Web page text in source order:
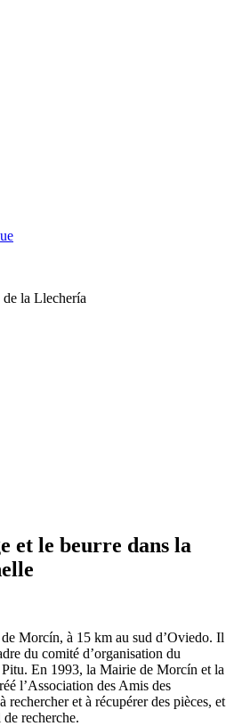
et le beurre dans la
Morcín, à 15 km au sud d’Oviedo. Il
du comité d’organisation du
En 1993, la Mairie de Morcín et la
l’Association des Amis des
rechercher et à récupérer des pièces, et
recherche.